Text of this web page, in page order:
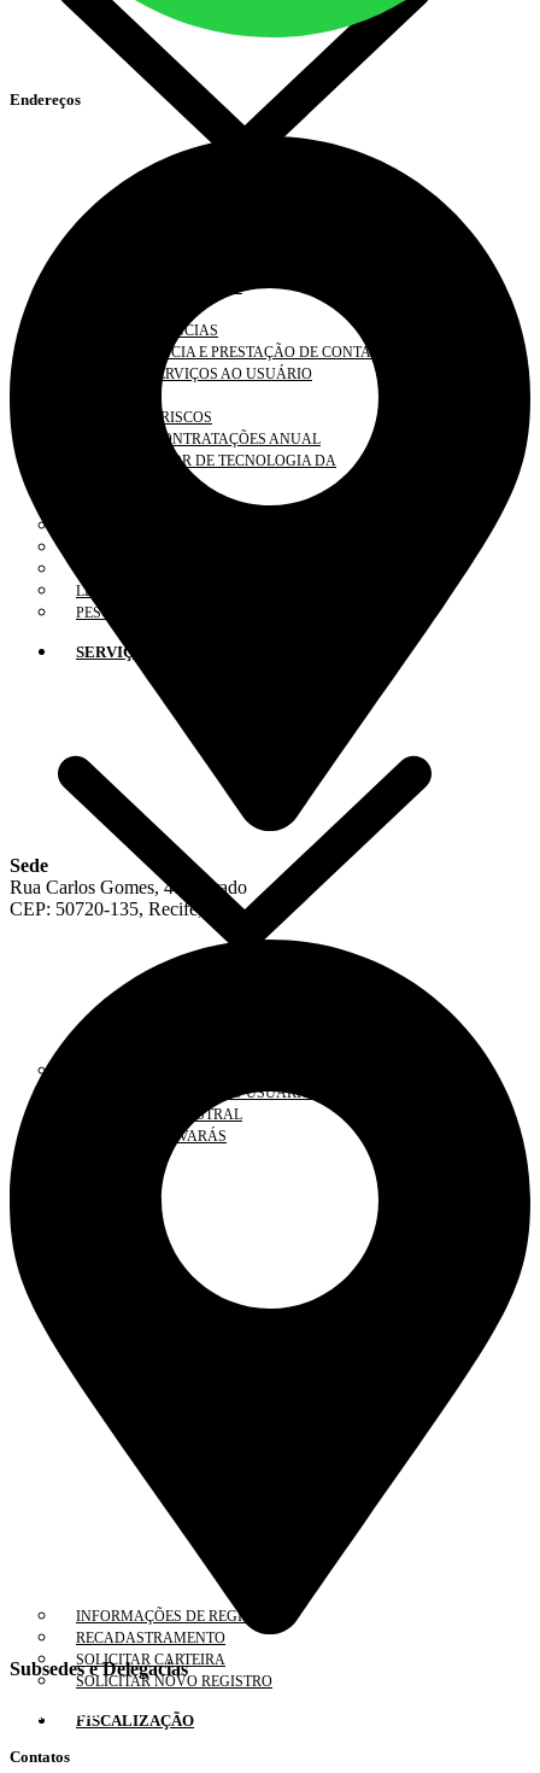
VICE-PRESIDÊNCIAS
TRANSPARÊNCIA E PRESTAÇÃO DE CONTAS
CARTA DE SERVIÇOS AO USUÁRIO
GESTÃO DE RISCOS
PLANO DE CONTRATAÇÕES ANUAL
PLANO DIRETOR DE TECNOLOGIA DA
LEI GERAL DE PROTEÇÃO DE DADOS
PESQUISA DE SATISFAÇÃO
SERVIÇOS
CARTA DE SERVIÇOS AO USUÁRIO
CONSULTA CADASTRAL
CERTIDÕES/ ALVARÁS
INFORMAÇÕES DE REGISTRO
RECADASTRAMENTO
SOLICITAR CARTEIRA
SOLICITAR NOVO REGISTRO
FISCALIZAÇÃO
Endereços
Sede
Rua Carlos Gomes, 481, Prado
CEP: 50720-135, Recife, PE
Subsedes e Delegacias
Contatos